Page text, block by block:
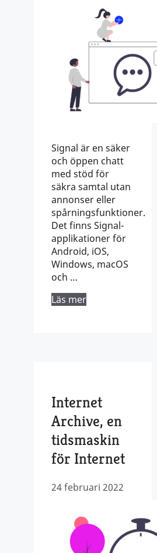
Signal är en säker
och öppen chatt
med stöd för
säkra samtal utan
annonser eller
spårningsfunktioner.
Det finns Signal-
applikationer för
Android, iOS,
Windows, macOS
och …
Läs mer
Internet
Archive, en
tidsmaskin
för Internet
24 februari 2022